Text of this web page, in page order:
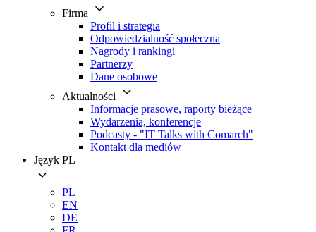
Firma
Profil i strategia
Odpowiedzialność społeczna
Nagrody i rankingi
Partnerzy
Dane osobowe
Aktualności
Informacje prasowe, raporty bieżące
Wydarzenia, konferencje
Podcasty - "IT Talks with Comarch"
Kontakt dla mediów
Język PL
PL
EN
DE